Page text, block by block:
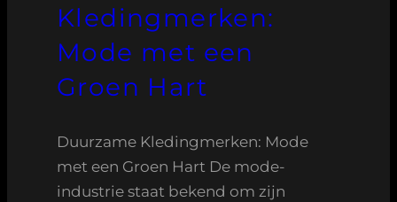
Kledingmerken:
Mode met een
Groen Hart
Duurzame Kledingmerken: Mode
met een Groen Hart De mode-
industrie staat bekend om zijn